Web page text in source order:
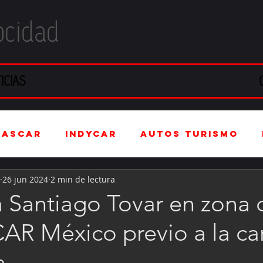
IndyCar Autos Turismo
Automotriz
Kartismo Rally FIA
Santiago Tovar en zona
México previo a la
26 jun 2024 2 min de lectura